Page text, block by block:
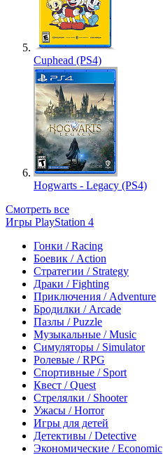
Cuphead (PS4)
Hogwarts - Legacy (PS4)
Смотреть все
Игры PlayStation 4
Гонки / Racing
Боевик / Action
Стратегии / Strategy
Драки / Fighting
Приключения / Adventure
Бродилки / Arcade
Пазлы / Puzzle
Музыкальные / Music
Симуляторы / Simulator
Ролевые / RPG
Спортивные / Sport
Квест / Quest
Стрелялки / Shooter
Ужасы / Horror
Игры для детей
Детективы / Detective
Экономические / Economic